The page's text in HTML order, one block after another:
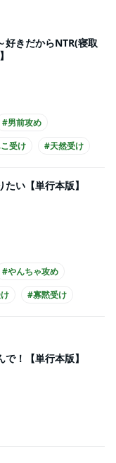
好きだからNTR(寝取
#男前攻め
受け
#天然受け
い【単行本版】
#やんちゃ攻め
#寡黙受け
！【単行本版】